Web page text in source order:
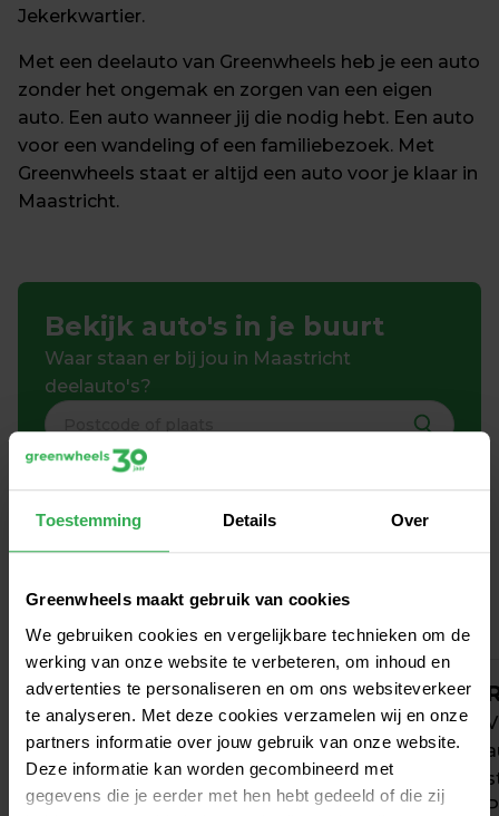
Toestemming Details Over
Greenwheels maakt gebruik van cookies
We gebruiken cookies en vergelijkbare technieken om de
werking van onze website te verbeteren, om inhoud en
advertenties te personaliseren en om ons websiteverkeer
te analyseren. Met deze cookies verzamelen wij en onze
partners informatie over jouw gebruik van onze website.
Deze informatie kan worden gecombineerd met
gegevens die je eerder met hen hebt gedeeld of die zij
Jekerkwartier.
Met een deelauto van Greenwheels heb je een auto
zonder het ongemak en zorgen van een eigen
auto. Een auto wanneer jij die nodig hebt. Een auto
voor een wandeling of een familiebezoek. Met
Greenwheels staat er altijd een auto voor je klaar in
Maastricht.
Bekijk auto's in je buurt
Waar staan er bij jou in Maastricht
deelauto's?
Zo werkt autodelen in
Aanmelden
Kies uit voordelige en flexibele tarieven, al
vanaf € 0 / maand. Verandert je rijgedrag?
Dan wijzig je jouw tarief maandelijks
zonder extra kosten.